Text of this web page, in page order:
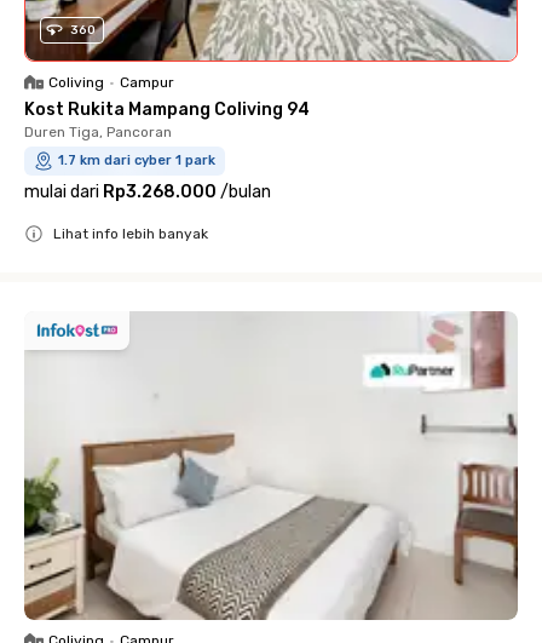
360
Coliving • Campur
Kost Rukita Mampang Coliving 94
Duren Tiga, Pancoran
1.7 km dari cyber 1 park
mulai dari Rp3.268.000 /bulan
Lihat info lebih banyak